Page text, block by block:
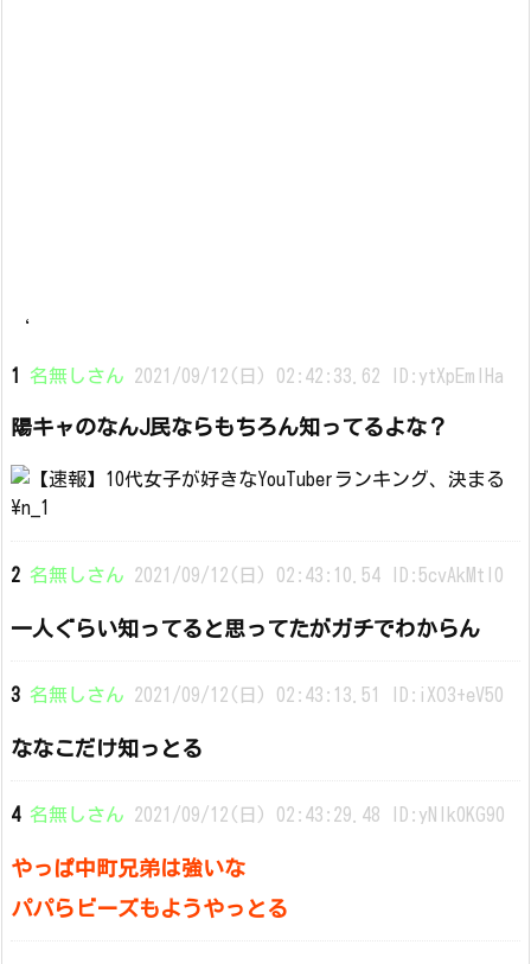
‘
1 名無しさん 2021/09/12(日) 02:42:33.62 ID:ytXpEmIHa
陽キャのなんJ民ならもちろん知ってるよな？
2 名無しさん 2021/09/12(日) 02:43:10.54 ID:5cvAkMtl0
一人ぐらい知ってると思ってたがガチでわからん
3 名無しさん 2021/09/12(日) 02:43:13.51 ID:iXO3+eV50
ななこだけ知っとる
4 名無しさん 2021/09/12(日) 02:43:29.48 ID:yNIk0KG90
やっぱ中町兄弟は強いな
パパらビーズもようやっとる